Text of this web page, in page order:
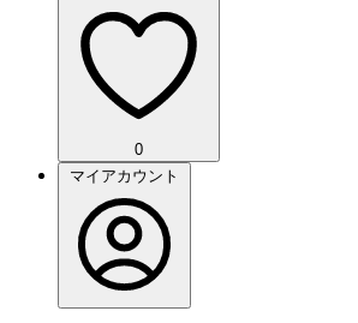
0
マイアカウント